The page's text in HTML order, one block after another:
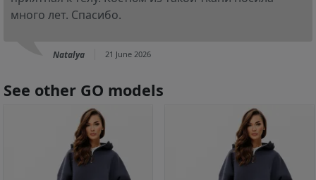
много лет. Спасибо.
Natalya 21 June 2026
See other GO models